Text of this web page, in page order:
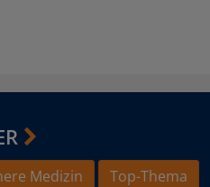
Medizin
Top-Thema